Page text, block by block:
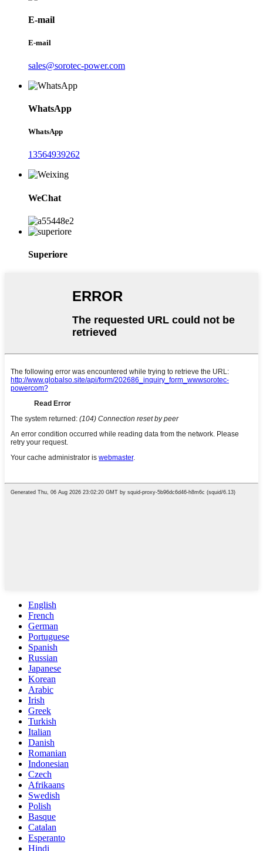
E-mail
E-mail
sales@sorotec-power.com
WhatsApp
WhatsApp
13564939262
WeChat
Superiore
English
French
German
Portuguese
Spanish
Russian
Japanese
Korean
Arabic
Irish
Greek
Turkish
Italian
Danish
Romanian
Indonesian
Czech
Afrikaans
Swedish
Polish
Basque
Catalan
Esperanto
Hindi